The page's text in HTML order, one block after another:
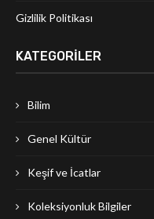
Gizlilik Politikası
KATEGORILER
Bilim
Genel Kültür
Keşif ve İcatlar
Koleksiyonluk Bilgiler